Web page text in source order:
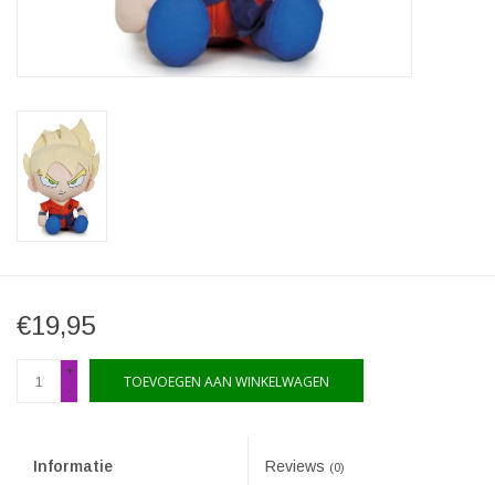
€19,95
+
-
TOEVOEGEN AAN WINKELWAGEN
Informatie Reviews (0)